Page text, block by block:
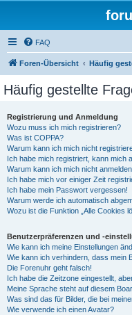
FAQ
Foren-Übersicht Häufig
Häufig gestellte
Registrierung und Anmeldung
Wozu muss ich mich registrieren?
Was ist COPPA?
Warum kann ich mich nicht
Ich habe mich registriert, kann mich
Warum kann ich mich nicht
Ich habe mich vor einiger Zeit
Ich habe mein Passwort vergessen!
Warum werde ich automatisch
Wozu ist die Funktion „Alle Cookies
Benutzerpräferenzen und -
Wie kann ich meine Einstellungen
Wie kann ich verhindern, dass mein
Die Forenuhr geht falsch!
Ich habe die Zeitzone eingestellt,
Meine Sprache steht auf diesem
Was sind das für Bilder, die bei
Wie verwende ich einen Avatar?